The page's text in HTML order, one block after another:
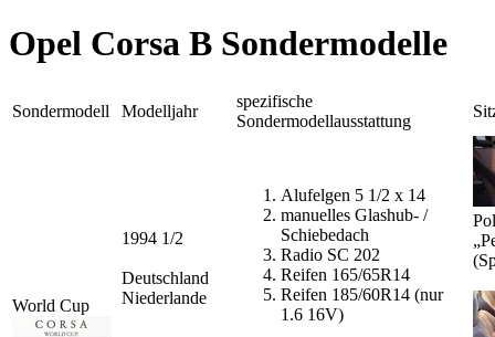
Opel Corsa B Sondermodelle
Sondermodell Modelljahr
spezifische
Sondermodellausstattung
World Cup
1994 1/2
Deutschland
Niederlande
Alufelgen 5 1/2 x 14
manuelles Glashub- /
Schiebedach
Radio SC 202
Reifen 165/65R14
Reifen 185/60R14 (nur
1.6 16V)